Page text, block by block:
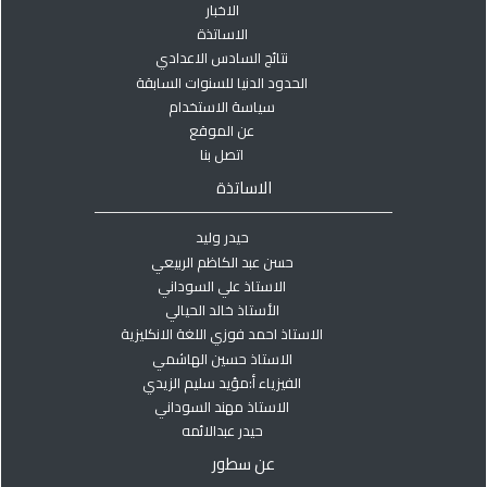
الاخبار
الاساتذة
نتائج السادس الاعدادي
الحدود الدنيا للسنوات السابقة
سياسة الاستخدام
عن الموقع
اتصل بنا
الاساتذة
حيدر وليد
حسن عبد الكاظم الربيعي
الاستاذ علي السوداني
الأستاذ خالد الحيالي
الاستاذ احمد فوزي اللغة الانكليزية
الاستاذ حسين الهاشمي
الفيزياء أ:مؤيد سليم الزيدي
الاستاذ مهند السوداني
حيدر عبدالائمه
عن سطور